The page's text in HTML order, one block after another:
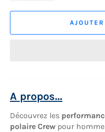
A propos...
Découvrez les
polaire Crew pour